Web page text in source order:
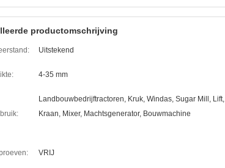
productomschrijving
Uitstekend
4-35 mm
Landbouwbedrijftractoren, Kruk, Windas, Sugar Mill, Lift,
Kraan, Mixer, Machtsgenerator, Bouwmachine
VRIJ